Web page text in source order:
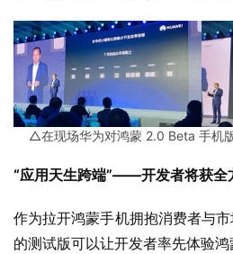
i
n
0
C
件
△在现场华为对鸿蒙 2.0 Beta 手机
“应用天生跨端”——开发者将获全
作为拉开鸿蒙手机拥抱消费者与
的测试版可以让开发者率先体验